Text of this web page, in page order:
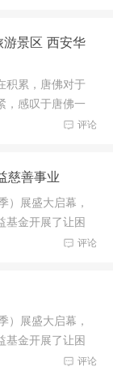
景区 西安华
积累，唐佛对于
，感叹于唐佛一
评论
慈善事业
）展盛大启幕，
基金开展了让困
评论
）展盛大启幕，
基金开展了让困
评论